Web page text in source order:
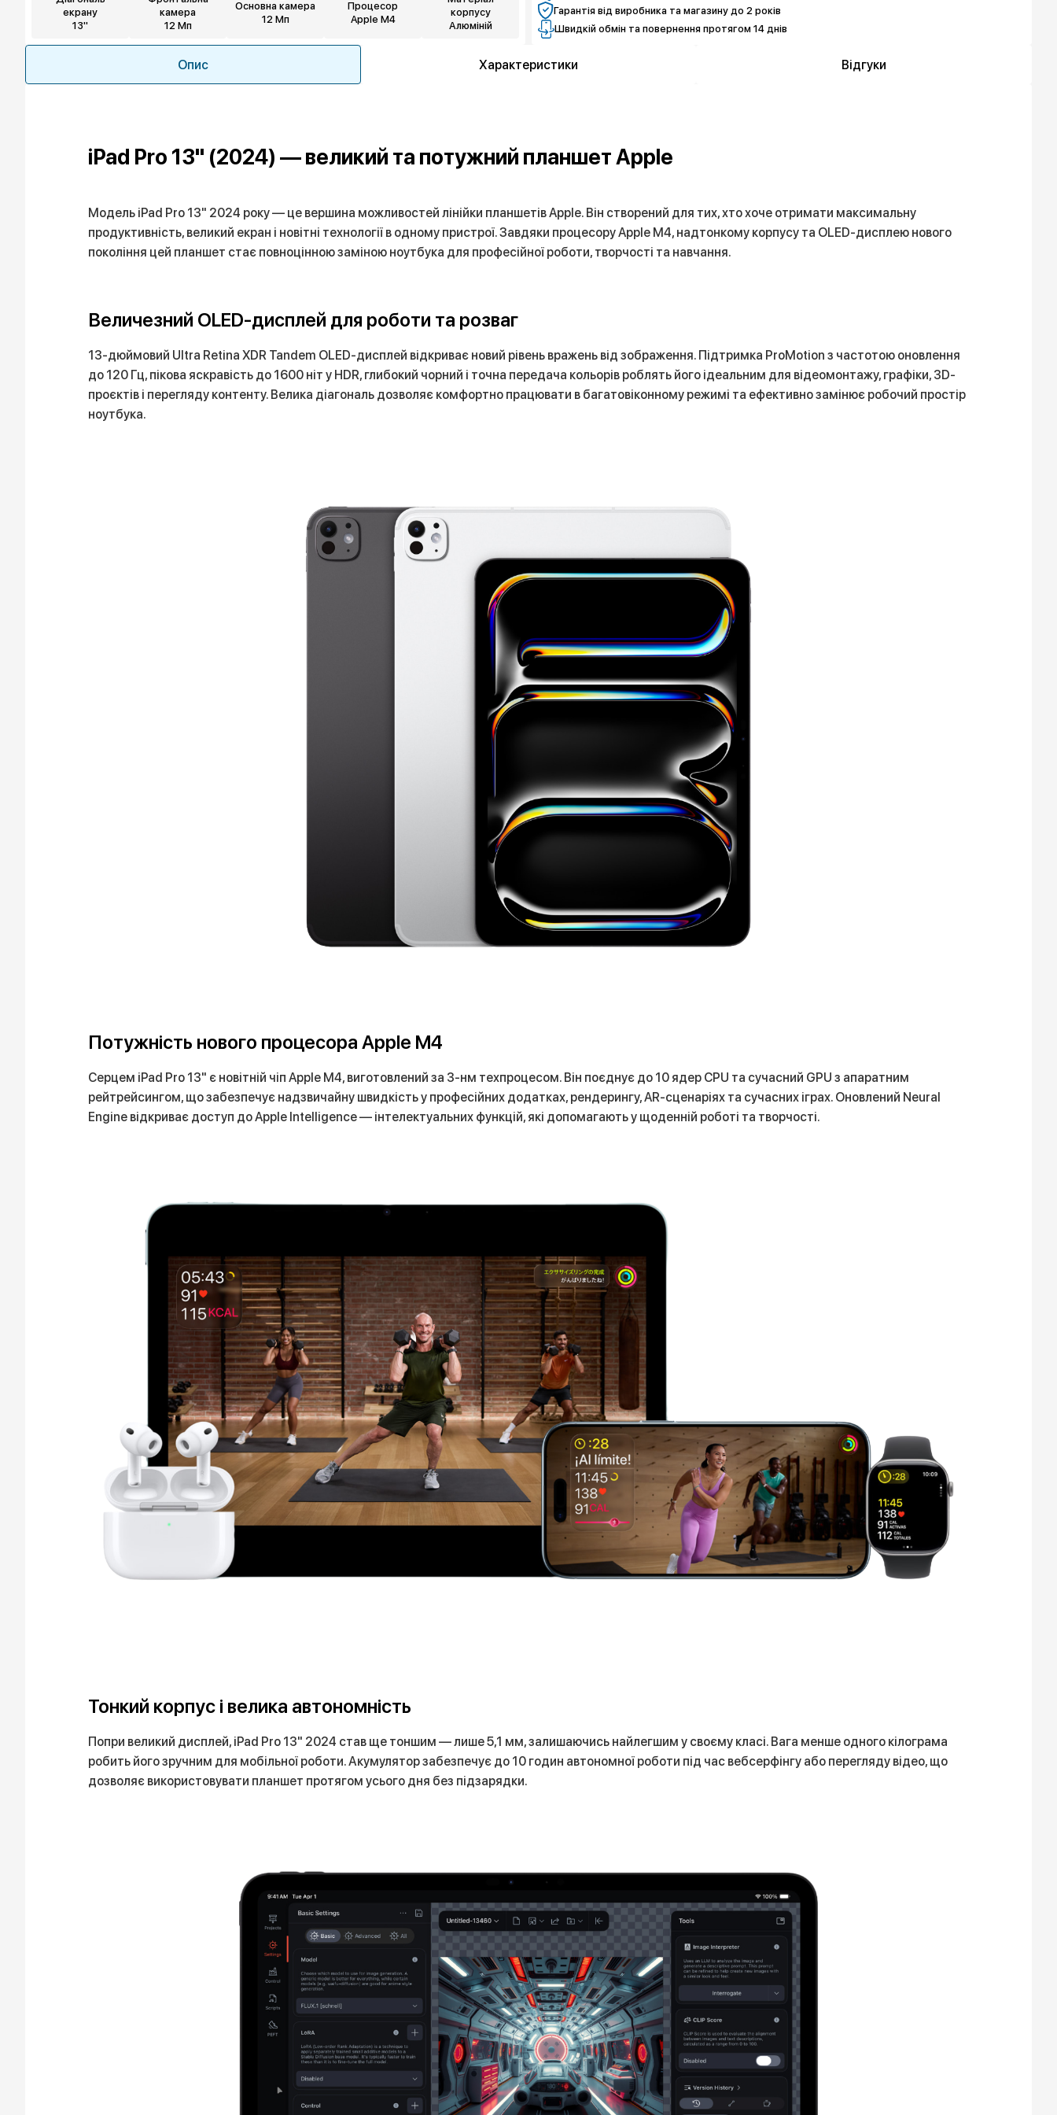
екрану
13"
камера
12 Мп
Основна камера
12 Мп
Процесор
Apple M4
корпусу
Алюміній
Гарантія від виробника та магазину до 2 років
Швидкій обмін та повернення протягом 14 днів
Опис Характеристики Відгуки
iPad Pro 13" (2024) — великий та потужний планшет Apple
Модель iPad Pro 13" 2024 року — це вершина можливостей лінійки планшетів Apple. Він створений для тих, хто хоче отримати максимальну
продуктивність, великий екран і новітні технології в одному пристрої. Завдяки процесору Apple M4, надтонкому корпусу та OLED-дисплею нового
покоління цей планшет стає повноцінною заміною ноутбука для професійної роботи, творчості та навчання.
Величезний OLED-дисплей для роботи та розваг
13-дюймовий Ultra Retina XDR Tandem OLED-дисплей відкриває новий рівень вражень від зображення. Підтримка ProMotion з частотою оновлення
до 120 Гц, пікова яскравість до 1600 ніт у HDR, глибокий чорний і точна передача кольорів роблять його ідеальним для відеомонтажу, графіки, 3D-
проєктів і перегляду контенту. Велика діагональ дозволяє комфортно працювати в багатовіконному режимі та ефективно замінює робочий простір
ноутбука.
Потужність нового процесора Apple M4
Серцем iPad Pro 13" є новітній чіп Apple M4, виготовлений за 3-нм техпроцесом. Він поєднує до 10 ядер CPU та сучасний GPU з апаратним
рейтрейсингом, що забезпечує надзвичайну швидкість у професійних додатках, рендерингу, AR-сценаріях та сучасних іграх. Оновлений Neural
Engine відкриває доступ до Apple Intelligence — інтелектуальних функцій, які допомагають у щоденній роботі та творчості.
Тонкий корпус і велика автономність
Попри великий дисплей, iPad Pro 13" 2024 став ще тоншим — лише 5,1 мм, залишаючись найлегшим у своєму класі. Вага менше одного кілограма
робить його зручним для мобільної роботи. Акумулятор забезпечує до 10 годин автономної роботи під час вебсерфінгу або перегляду відео, що
дозволяє використовувати планшет протягом усього дня без підзарядки.